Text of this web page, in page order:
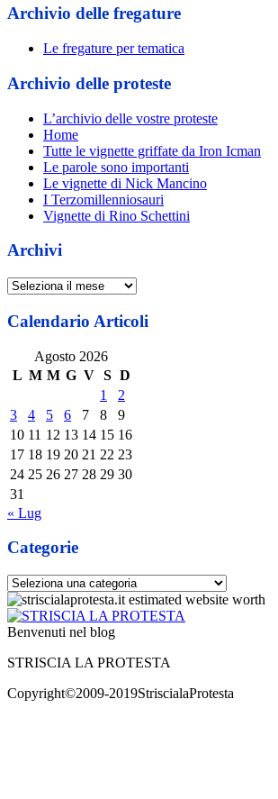
Archivio delle fregature
Le fregature per tematica
Archivio delle proteste
L’archivio delle vostre proteste
Home
Tutte le vignette griffate da Iron Icman
Le parole sono importanti
Le vignette di Nick Mancino
I Terzomillenniosauri
Vignette di Rino Schettini
Archivi
Archivi
Calendario Articoli
Agosto 2026
L M M G V S D
1
2
3
4 5 6 7 8
9
10 11 12 13 14 15 16
17 18 19 20 21 22 23
24 25 26 27 28 29 30
31
« Lug
Categorie
Categorie
Benvenuti nel blog
STRISCIA LA PROTESTA
Copyright©2009-2019StriscialaProtesta